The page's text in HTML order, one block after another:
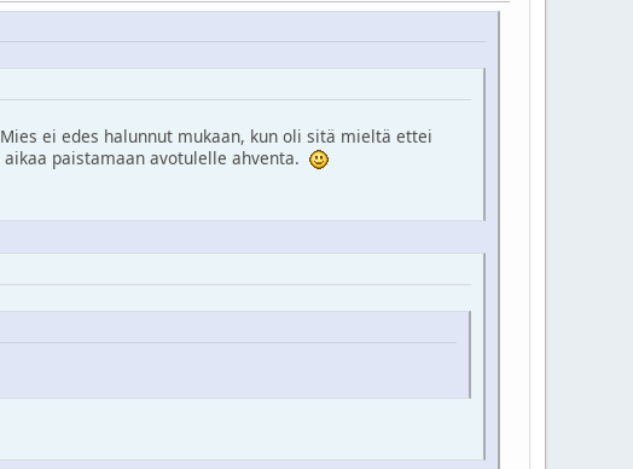
ei edes halunnut mukaan, kun oli sitä mieltä ettei
paistamaan avotulelle ahventa.